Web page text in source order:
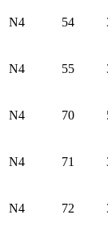
N4 54
N4 55
N4 70
N4 71
N4 72